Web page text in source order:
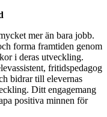
mer än bara jobb.
forma framtiden genom
i deras utveckling.
fritidspedagog
bidrar till elevernas
Ditt engagemang
positiva minnen för